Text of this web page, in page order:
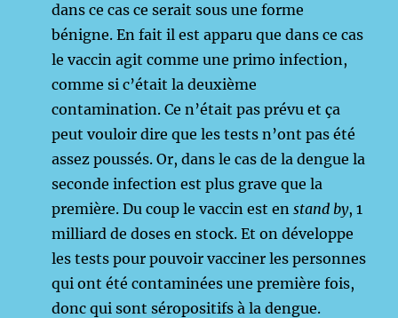
dans ce cas ce serait sous une forme
bénigne. En fait il est apparu que dans ce cas
le vaccin agit comme une primo infection,
comme si c’était la deuxième
contamination. Ce n’était pas prévu et ça
peut vouloir dire que les tests n’ont pas été
assez poussés. Or, dans le cas de la dengue la
seconde infection est plus grave que la
première. Du coup le vaccin est enstand by, 1
milliard de doses en stock. Et on développe
les tests pour pouvoir vacciner les personnes
qui ont été contaminées une première fois,
donc qui sont séropositifs à la dengue.